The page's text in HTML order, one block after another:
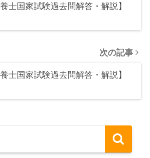
士国家試験過去問解答・解説】
次の記事
士国家試験過去問解答・解説】